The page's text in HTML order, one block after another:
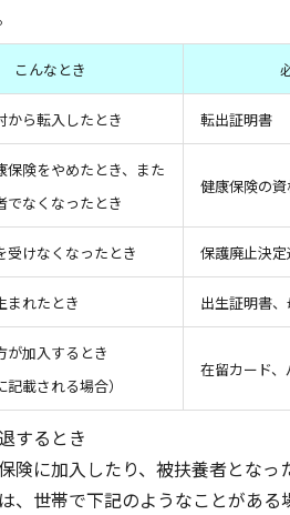
こんなとき
から転入したとき 転出証明書
保険をやめたとき、また
でなくなったとき
健康保険の
受けなくなったとき 保護廃止決
まれたとき 出生証明書
が加入するとき
記載される場合）
在留カード、
するとき
険に加入したり、被扶養者となっ
、世帯で下記のようなことがあ